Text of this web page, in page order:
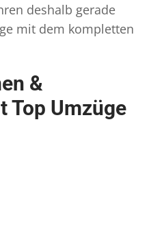
deshalb gerade
mit dem kompletten
&
Top Umzüge